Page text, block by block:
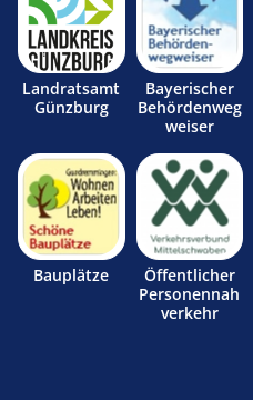
Landratsamt
Günzburg
Bayerischer
Behördenweg
weiser
Bauplätze
Öffentlicher
Personennah
verkehr